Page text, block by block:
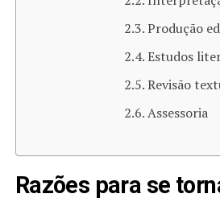
Produção
Estudos
Revisão
Assessoria
Razões para se